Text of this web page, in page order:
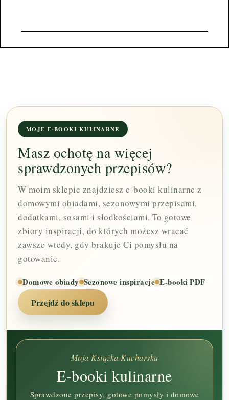
MOJE E-BOOKI KULINARNE
Masz ochotę na więcej
sprawdzonych przepisów?
W moim sklepie znajdziesz e-booki kulinarne z
domowymi obiadami, sezonowymi przepisami,
dodatkami, sosami i słodkościami. To gotowe
zbiory inspiracji, do których możesz wracać
zawsze wtedy, gdy brakuje Ci pomysłu na
gotowanie.
Domowe obiady Sezonowe inspiracje E-booki PDF
Przejdź do sklepu
Moja Książka Kucharska
E-booki kulinarne
Sprawdzone przepisy, gotowe pomysły i domowe